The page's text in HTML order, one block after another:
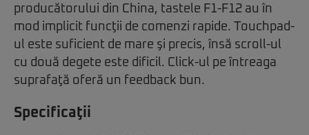
producătorului din China, tastele F1-F12 au în
mod implicit funcţii de comenzi rapide. Touchpad-
ul este suficient de mare şi precis, însă scroll-ul
cu două degete este dificil. Click-ul pe întreaga
suprafaţă oferă un feedback bun.
Specificaţii